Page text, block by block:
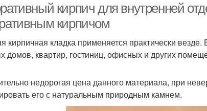
кирпич для внутренней
кирпичом
кирпичная кладка применяется практически
домов, квартир, гостиниц, офисных и других
недорогая цена данного материала, при
его с натуральным природным камнем.